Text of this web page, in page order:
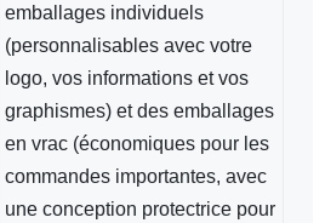
emballages individuels
(personnalisables avec votre
logo, vos informations et vos
graphismes) et des emballages
en vrac (économiques pour les
commandes importantes, avec
une conception protectrice pour